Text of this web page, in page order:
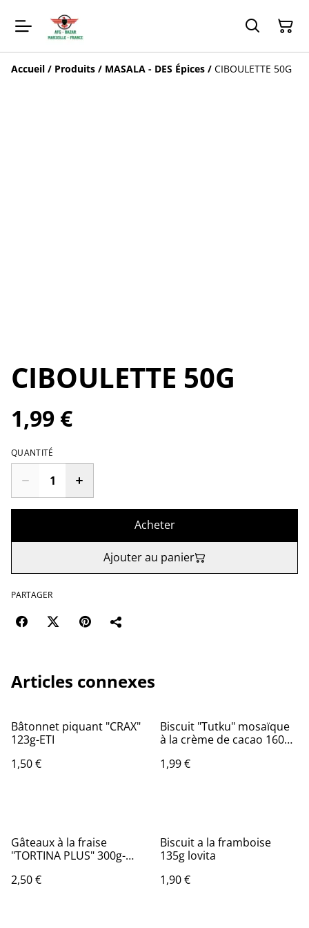
Accueil / Produits / MASALA - DES Épices / CIBOULETTE 50G
CIBOULETTE 50G
1,99 €
QUANTITÉ
Acheter
Ajouter au panier
PARTAGER
Articles connexes
Bâtonnet piquant "CRAX"
123g-ETI
1,50 €
Biscuit "Tutku" mosaïque
à la crème de cacao 160g-
1,99 €
Gâteaux à la fraise
"TORTINA PLUS" 300g-
2,50 €
Biscuit a la framboise
135g lovita
1,90 €